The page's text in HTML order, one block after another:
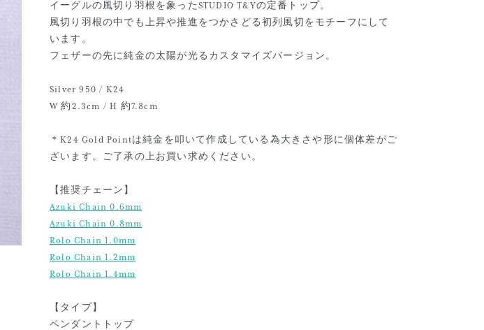
イーグルの風切り羽根を象ったSTUDIO T&Yの定番トップ。
風切り羽根の中でも上昇や推進をつかさどる初列風切をモチーフにして
います。
フェザーの先に純金の太陽が光るカスタマイズバージョン。
Silver 950 / K24
W 約2.3cm / H 約7.8cm
＊K24 Gold Pointは純金を叩いて作成している為大きさや形に個体差がご
ざいます。ご了承の上お買い求めください。
【推奨チェーン】
Azuki Chain 0.6mm
Azuki Chain 0.8mm
Rolo Chain 1.0mm
Rolo Chain 1.2mm
Rolo Chain 1.4mm
【タイプ】
ペンダントトップ